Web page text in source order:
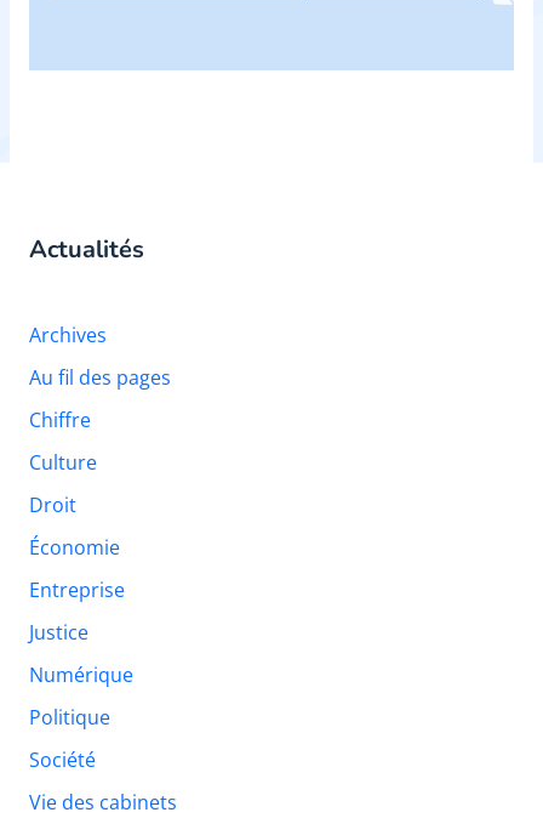
Actualités
Archives
Au fil des pages
Chiffre
Culture
Droit
Économie
Entreprise
Justice
Numérique
Politique
Société
Vie des cabinets